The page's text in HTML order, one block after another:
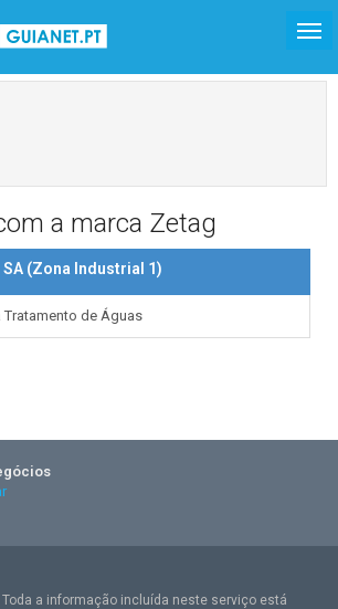
a marca Zetag
(Zona Industrial 1)
Tratamento de Águas
a informação incluída neste serviço está